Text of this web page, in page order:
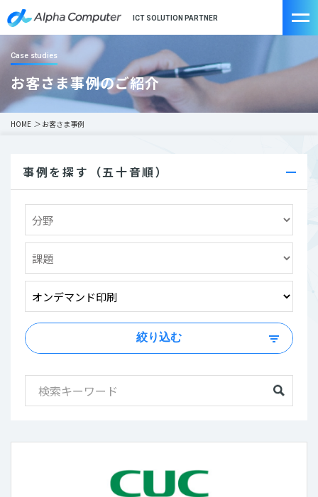
ICT SOLUTION PARTNER
Case studies
お客さま事例のご紹介
HOME ＞ お客さま事例
事例を探す（五十音順）
絞り込む